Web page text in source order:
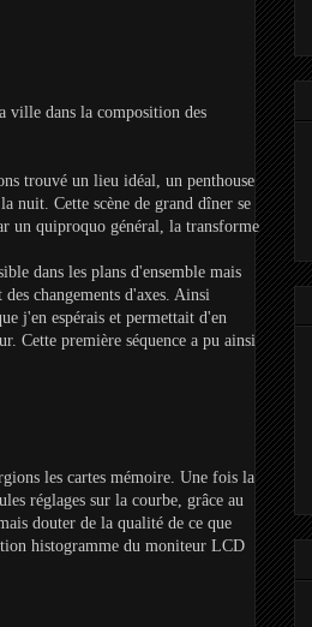
ville dans la composition des
trouvé un lieu idéal, un penthouse
nuit. Cette scène de grand dîner se
un quiproquo général, la transforme
dans les plans d'ensemble mais
changements d'axes. Ainsi
j'en espérais et permettait d'en
Cette première séquence a pu ainsi
les cartes mémoire. Une fois la
réglages sur la courbe, grâce au
douter de la qualité de ce que
histogramme du moniteur LCD